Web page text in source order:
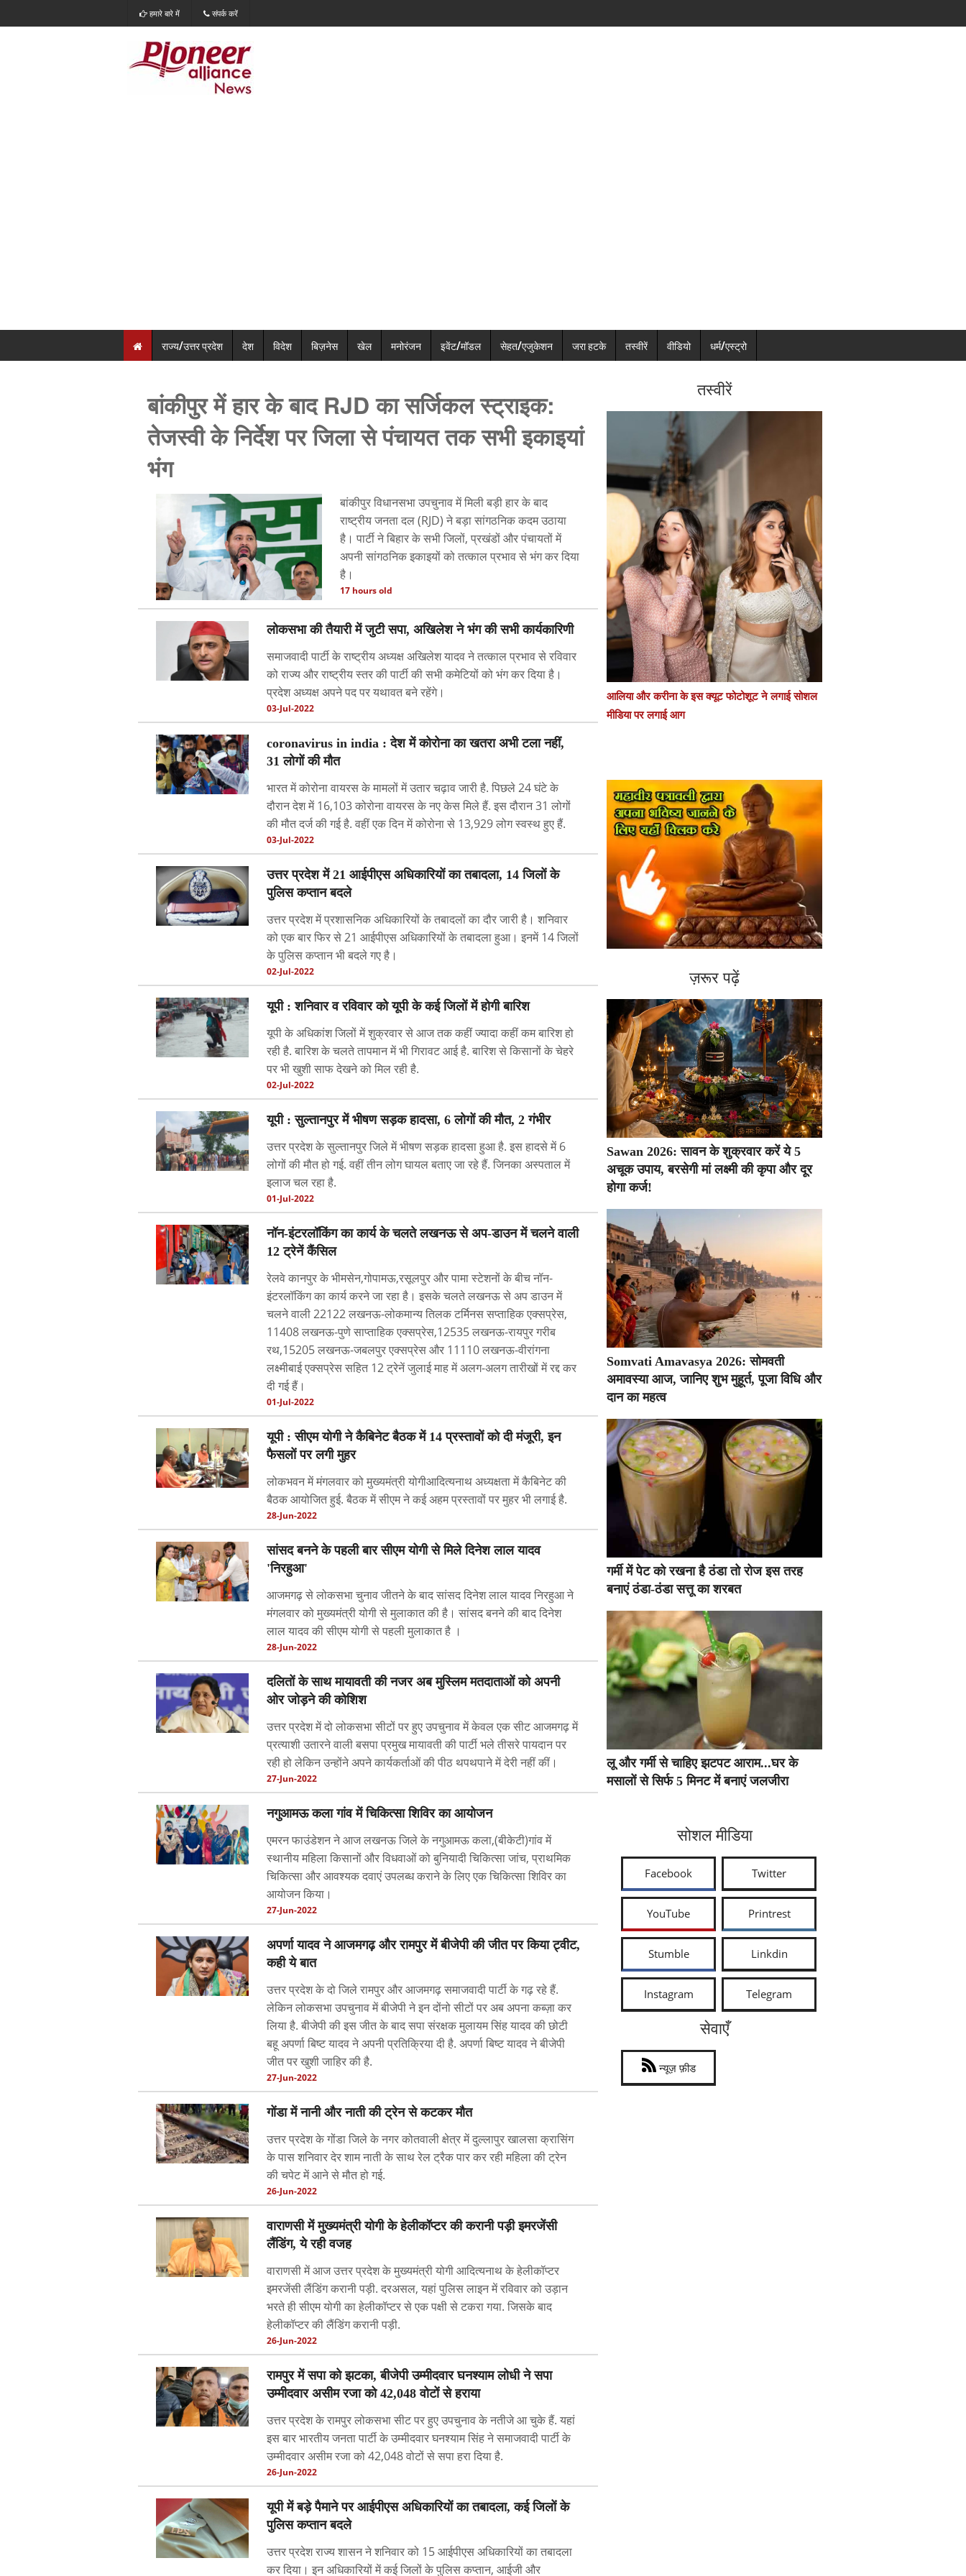
हमारे बारे में संपर्क करें
राज्य/उत्तर प्रदेश देश विदेश बिज़नेस खेल मनोरंजन इवेंट/मॉडल सेहत/एजुकेशन जरा हटके तस्वीरें वीडियो धर्म/एस्ट्रो
बांकीपुर में हार के बाद RJD का सर्जिकल स्ट्राइक:
तेजस्वी के निर्देश पर जिला से पंचायत तक सभी इकाइयां
भंग
बांकीपुर विधानसभा उपचुनाव में मिली बड़ी हार के बाद
राष्ट्रीय जनता दल (RJD) ने बड़ा सांगठनिक कदम उठाया
है। पार्टी ने बिहार के सभी जिलों, प्रखंडों और पंचायतों में
अपनी सांगठनिक इकाइयों को तत्काल प्रभाव से भंग कर दिया
है।
17 hours old
लोकसभा की तैयारी में जुटी सपा, अखिलेश ने भंग की सभी कार्यकारिणी
समाजवादी पार्टी के राष्ट्रीय अध्यक्ष अखिलेश यादव ने तत्काल प्रभाव से रविवार
को राज्य और राष्ट्रीय स्तर की पार्टी की सभी कमेटियों को भंग कर दिया है।
प्रदेश अध्यक्ष अपने पद पर यथावत बने रहेंगे।
03-Jul-2022
coronavirus in india : देश में कोरोना का खतरा अभी टला नहीं,
31 लोगों की मौत
भारत में कोरोना वायरस के मामलों में उतार चढ़ाव जारी है. पिछले 24 घंटे के
दौरान देश में 16,103 कोरोना वायरस के नए केस मिले हैं. इस दौरान 31 लोगों
की मौत दर्ज की गई है. वहीं एक दिन में कोरोना से 13,929 लोग स्वस्थ हुए हैं.
03-Jul-2022
उत्तर प्रदेश में 21 आईपीएस अधिकारियों का तबादला, 14 जिलों के
पुलिस कप्तान बदले
उत्तर प्रदेश में प्रशासनिक अधिकारियों के तबादलों का दौर जारी है। शनिवार
को एक बार फिर से 21 आईपीएस अधिकारियों के तबादला हुआ। इनमें 14 जिलों
के पुलिस कप्तान भी बदले गए है।
02-Jul-2022
यूपी : शनिवार व रविवार को यूपी के कई जिलों में होगी बारिश
यूपी के अधिकांश जिलों में शुक्रवार से आज तक कहीं ज्यादा कहीं कम बारिश हो
रही है. बारिश के चलते तापमान में भी गिरावट आई है. बारिश से किसानों के चेहरे
पर भी खुशी साफ देखने को मिल रही है.
02-Jul-2022
यूपी : सुल्तानपुर में भीषण सड़क हादसा, 6 लोगों की मौत, 2 गंभीर
उत्तर प्रदेश के सुल्तानपुर जिले में भीषण सड़क हादसा हुआ है. इस हादसे में 6
लोगों की मौत हो गई. वहीं तीन लोग घायल बताए जा रहे हैं. जिनका अस्पताल में
इलाज चल रहा है.
01-Jul-2022
नॉन-इंटरलॉकिंग का कार्य के चलते लखनऊ से अप-डाउन में चलने वाली
12 ट्रेनें कैंसिल
रेलवे कानपुर के भीमसेन,गोपामऊ,रसूलपुर और पामा स्टेशनों के बीच नॉन-
इंटरलॉकिंग का कार्य करने जा रहा है। इसके चलते लखनऊ से अप डाउन में
चलने वाली 22122 लखनऊ-लोकमान्य तिलक टर्मिनस सप्ताहिक एक्सप्रेस,
11408 लखनऊ-पुणे साप्ताहिक एक्सप्रेस,12535 लखनऊ-रायपुर गरीब
रथ,15205 लखनऊ-जबलपुर एक्सप्रेस और 11110 लखनऊ-वीरांगना
लक्ष्मीबाई एक्सप्रेस सहित 12 ट्रेनें जुलाई माह में अलग-अलग तारीखों में रद्द कर
दी गई हैं।
01-Jul-2022
यूपी : सीएम योगी ने कैबिनेट बैठक में 14 प्रस्तावों को दी मंजूरी, इन
फैसलों पर लगी मुहर
लोकभवन में मंगलवार को मुख्यमंत्री योगीआदित्यनाथ अध्यक्षता में कैबिनेट की
बैठक आयोजित हुई. बैठक में सीएम ने कई अहम प्रस्तावों पर मुहर भी लगाई है.
28-Jun-2022
सांसद बनने के पहली बार सीएम योगी से मिले दिनेश लाल यादव
'निरहुआ'
आजमगढ़ से लोकसभा चुनाव जीतने के बाद सांसद दिनेश लाल यादव निरहुआ ने
मंगलवार को मुख्यमंत्री योगी से मुलाकात की है। सांसद बनने की बाद दिनेश
लाल यादव की सीएम योगी से पहली मुलाकात है ।
28-Jun-2022
दलितों के साथ मायावती की नजर अब मुस्लिम मतदाताओं को अपनी
ओर जोड़ने की कोशिश
उत्तर प्रदेश में दो लोकसभा सीटों पर हुए उपचुनाव में केवल एक सीट आजमगढ़ में
प्रत्याशी उतारने वाली बसपा प्रमुख मायावती की पार्टी भले तीसरे पायदान पर
रही हो लेकिन उन्होंने अपने कार्यकर्ताओं की पीठ थपथपाने में देरी नहीं कीं।
27-Jun-2022
नगुआमऊ कला गांव में चिकित्सा शिविर का आयोजन
एमरन फाउंडेशन ने आज लखनऊ जिले के नगुआमऊ कला,(बीकेटी)गांव में
स्थानीय महिला किसानों और विधवाओं को बुनियादी चिकित्सा जांच, प्राथमिक
चिकित्सा और आवश्यक दवाएं उपलब्ध कराने के लिए एक चिकित्सा शिविर का
आयोजन किया।
27-Jun-2022
अपर्णा यादव ने आजमगढ़ और रामपुर में बीजेपी की जीत पर किया ट्वीट,
कही ये बात
उत्तर प्रदेश के दो जिले रामपुर और आजमगढ़ समाजवादी पार्टी के गढ़ रहे हैं.
लेकिन लोकसभा उपचुनाव में बीजेपी ने इन दोंनो सीटों पर अब अपना कब्ज़ा कर
लिया है. बीजेपी की इस जीत के बाद सपा संरक्षक मुलायम सिंह यादव की छोटी
बहू अपर्णा बिष्ट यादव ने अपनी प्रतिक्रिया दी है. अपर्णा बिष्ट यादव ने बीजेपी
जीत पर खुशी जाहिर की है.
27-Jun-2022
गोंडा में नानी और नाती की ट्रेन से कटकर मौत
उत्तर प्रदेश के गोंडा जिले के नगर कोतवाली क्षेत्र में दुल्लापुर खालसा क्रासिंग
के पास शनिवार देर शाम नाती के साथ रेल ट्रैक पार कर रही महिला की ट्रेन
की चपेट में आने से मौत हो गई.
26-Jun-2022
वाराणसी में मुख्यमंत्री योगी के हेलीकॉप्टर की करानी पड़ी इमरजेंसी
लैंडिंग, ये रही वजह
वाराणसी में आज उत्तर प्रदेश के मुख्यमंत्री योगी आदित्यनाथ के हेलीकॉप्टर
इमरजेंसी लैंडिंग करानी पड़ी. दरअसल, यहां पुलिस लाइन में रविवार को उड़ान
भरते ही सीएम योगी का हेलीकॉप्टर से एक पक्षी से टकरा गया. जिसके बाद
हेलीकॉप्टर की लैंडिंग करानी पड़ी.
26-Jun-2022
रामपुर में सपा को झटका, बीजेपी उम्मीदवार घनश्याम लोधी ने सपा
उम्मीदवार असीम रजा को 42,048 वोटों से हराया
उत्तर प्रदेश के रामपुर लोकसभा सीट पर हुए उपचुनाव के नतीजे आ चुके हैं. यहां
इस बार भारतीय जनता पार्टी के उम्मीदवार घनश्याम सिंह ने समाजवादी पार्टी के
उम्मीदवार असीम रजा को 42,048 वोटों से सपा हरा दिया है.
26-Jun-2022
यूपी में बड़े पैमाने पर आईपीएस अधिकारियों का तबादला, कई जिलों के
पुलिस कप्तान बदले
उत्तर प्रदेश राज्य शासन ने शनिवार को 15 आईपीएस अधिकारियों का तबादला
कर दिया। इन अधिकारियों में कई जिलों के पुलिस कप्तान, आईजी और
तस्वीरें
आलिया और करीना के इस क्यूट फोटोशूट ने लगाई सोशल
मीडिया पर लगाई आग
ज़रूर पढ़ें
Sawan 2026: सावन के शुक्रवार करें ये 5
अचूक उपाय, बरसेगी मां लक्ष्मी की कृपा और दूर
होगा कर्ज!
Somvati Amavasya 2026: सोमवती
अमावस्या आज, जानिए शुभ मुहूर्त, पूजा विधि और
दान का महत्व
गर्मी में पेट को रखना है ठंडा तो रोज इस तरह
बनाएं ठंडा-ठंडा सत्तू का शरबत
लू और गर्मी से चाहिए झटपट आराम...घर के
मसालों से सिर्फ 5 मिनट में बनाएं जलजीरा
सोशल मीडिया
Facebook Twitter
YouTube Printrest
Stumble Linkdin
Instagram Telegram
सेवाएँ
न्यूज़ फ़ीड